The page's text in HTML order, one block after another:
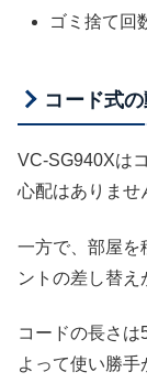
ゴミ捨て回
コード式
VC-SG940Xは
心配はありませ
一方で、部屋を
ントの差し替え
コードの長さは
よって使い勝手